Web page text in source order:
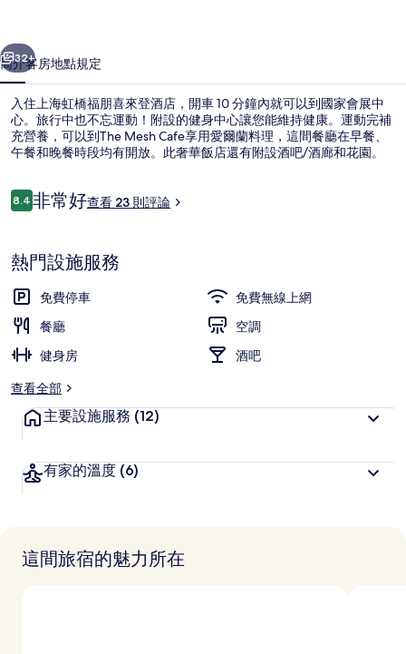
來
登
酒
店
相
集
個 下一個
32+
簡介客房地點規定
入住上海虹橋福朋喜來登酒店，開車 10 分鐘內就可以到國家會展中
心。旅行中也不忘運動！附設的健身中心讓您能維持健康。運動完補
充營養，可以到The Mesh Cafe享用愛爾蘭料理，這間餐廳在早餐、
午餐和晚餐時段均有開放。此奢華飯店還有附設酒吧/酒廊和花園。
評
論
8.48.4 分，滿分 10 分，
非常好查看 23 則評論
熱門設施服務
免費停車
免費無線上網
餐廳
空調
健身房
酒吧
查看全部
主要設施服務 (12)
有家的溫度 (6)
這間旅宿的魅力所在